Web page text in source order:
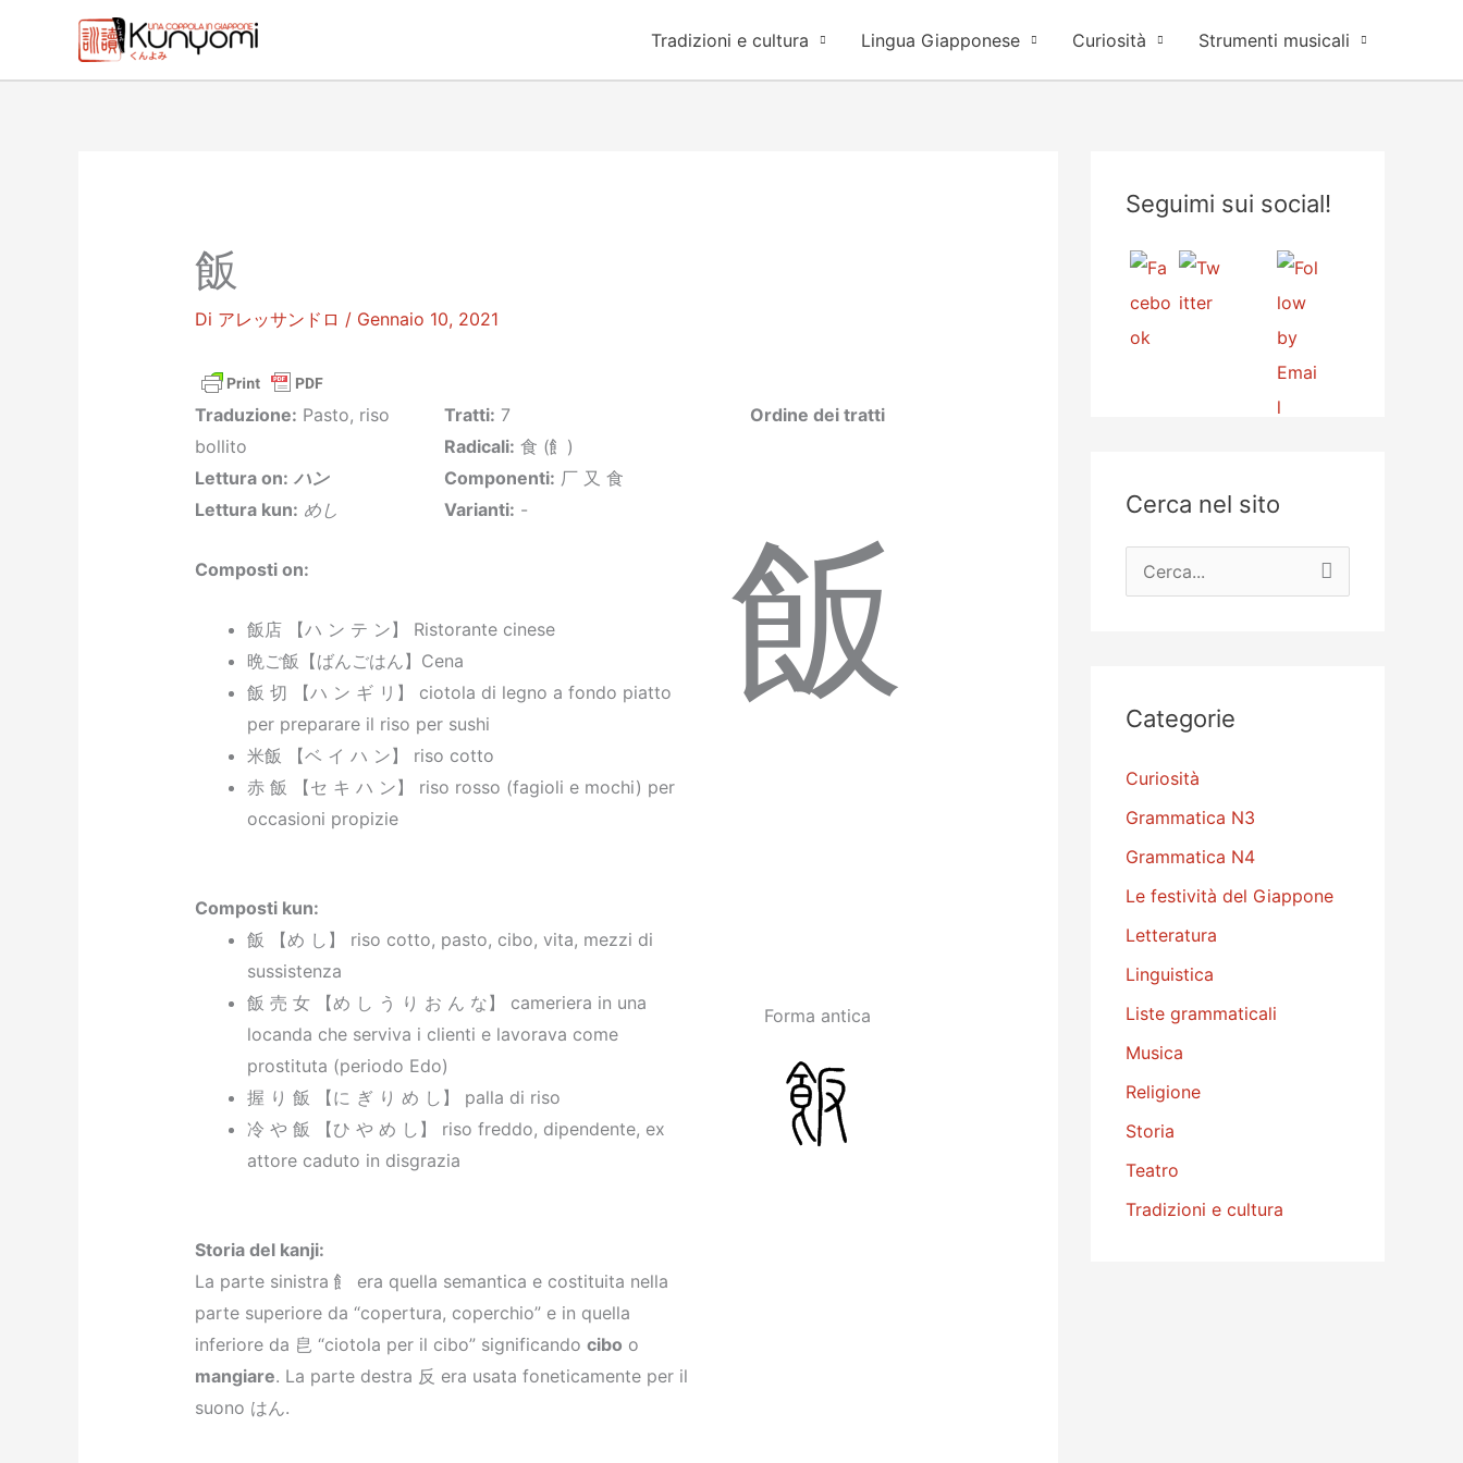
contenuto
Tradizioni e cultura Lingua Giapponese Curiosità Strumenti musicali
飯
Di アレッサンドロ / Gennaio 10, 2021
Traduzione: Pasto, riso
bollito
Lettura on: ハン
Lettura kun: めし
Tratti: 7
Radicali: 食 (飠)
Componenti: 厂 又 食
Varianti: -
Composti on:
飯店 【ハ ン テ ン】 Ristorante cinese
晩ご飯【ばんごはん】Cena
飯 切 【ハ ン ギ リ】 ciotola di legno a fondo piatto
per preparare il riso per sushi
米飯 【ベ イ ハ ン】 riso cotto
赤 飯 【セ キ ハ ン】 riso rosso (fagioli e mochi) per
occasioni propizie
Composti kun:
飯 【め し】 riso cotto, pasto, cibo, vita, mezzi di
sussistenza
飯 売 女 【め し う り お ん な】 cameriera in una
locanda che serviva i clienti e lavorava come
prostituta (periodo Edo)
握 り 飯 【に ぎ り め し】 palla di riso
冷 や 飯 【ひ や め し】 riso freddo, dipendente, ex
attore caduto in disgrazia
Storia del kanji:
La parte sinistra 飠 era quella semantica e costituita nella
parte superiore da “copertura, coperchio” e in quella
inferiore da 皀 “ciotola per il cibo” significando cibo o
mangiare. La parte destra 反 era usata foneticamente per il
suono はん.
Ordine dei tratti
飯
Forma antica
Seguimi sui social!
Cerca nel sito
e
Categorie
Curiosità
Grammatica N3
Grammatica N4
Le festività del Giappone
Letteratura
Linguistica
Liste grammaticali
Musica
Religione
Storia
Teatro
Tradizioni e cultura